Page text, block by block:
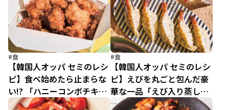
#食
【韓国人オッパ セミのレシ
ピ】食べ始めたら止まらな
い!? 「ハニーコンボチキ
ン」
#食
【韓国人オッパ セミのレシ
ピ】えびを丸ごと包んだ豪
華な一品「えび入り蒸し餃
子」